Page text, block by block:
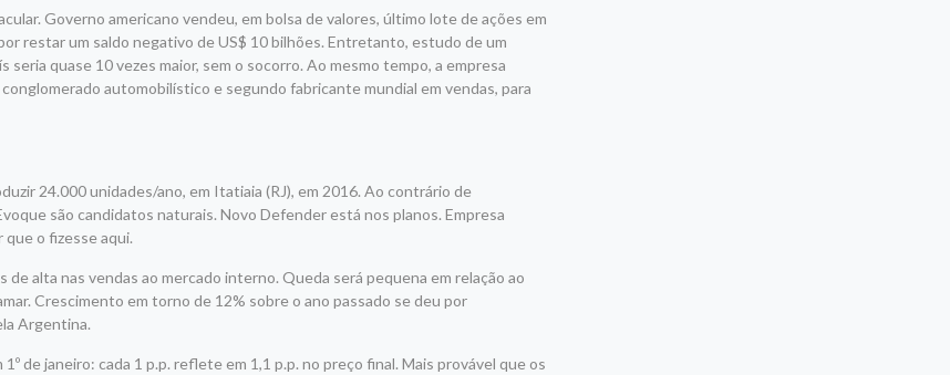
Governo americano vendeu, em bolsa de valores, último lote de ações em
restar um saldo negativo de US$ 10 bilhões. Entretanto, estudo de um
quase 10 vezes maior, sem o socorro. Ao mesmo tempo, a empresa
automobilístico e segundo fabricante mundial em vendas, para
24.000 unidades/ano, em Itatiaia (RJ), em 2016. Ao contrário de
são candidatos naturais. Novo Defender está nos planos. Empresa
o fizesse aqui.
alta nas vendas ao mercado interno. Queda será pequena em relação ao
Crescimento em torno de 12% sobre o ano passado se deu por
Argentina.
de janeiro: cada 1 p.p. reflete em 1,1 p.p. no preço final. Mais provável que os